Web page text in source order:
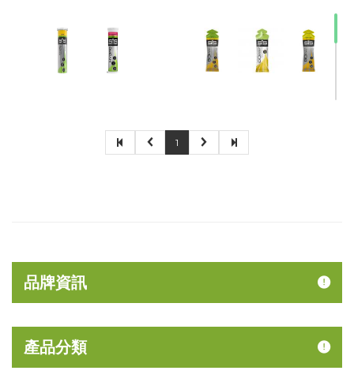
1
品牌資訊
產品分類